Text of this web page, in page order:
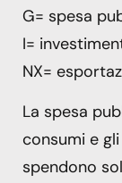
G= spesa
I=
NX=
La spesa
consumi e
spendono